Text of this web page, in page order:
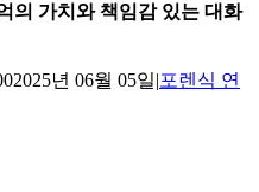
의 가치와 책임감 있는 대화
2025년 06월 05일|포렌식 연